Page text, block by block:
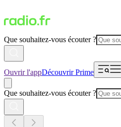
Que souhaitez-vous écouter ?
Ouvrir l'appDécouvrir Prime
Que souhaitez-vous écouter ?